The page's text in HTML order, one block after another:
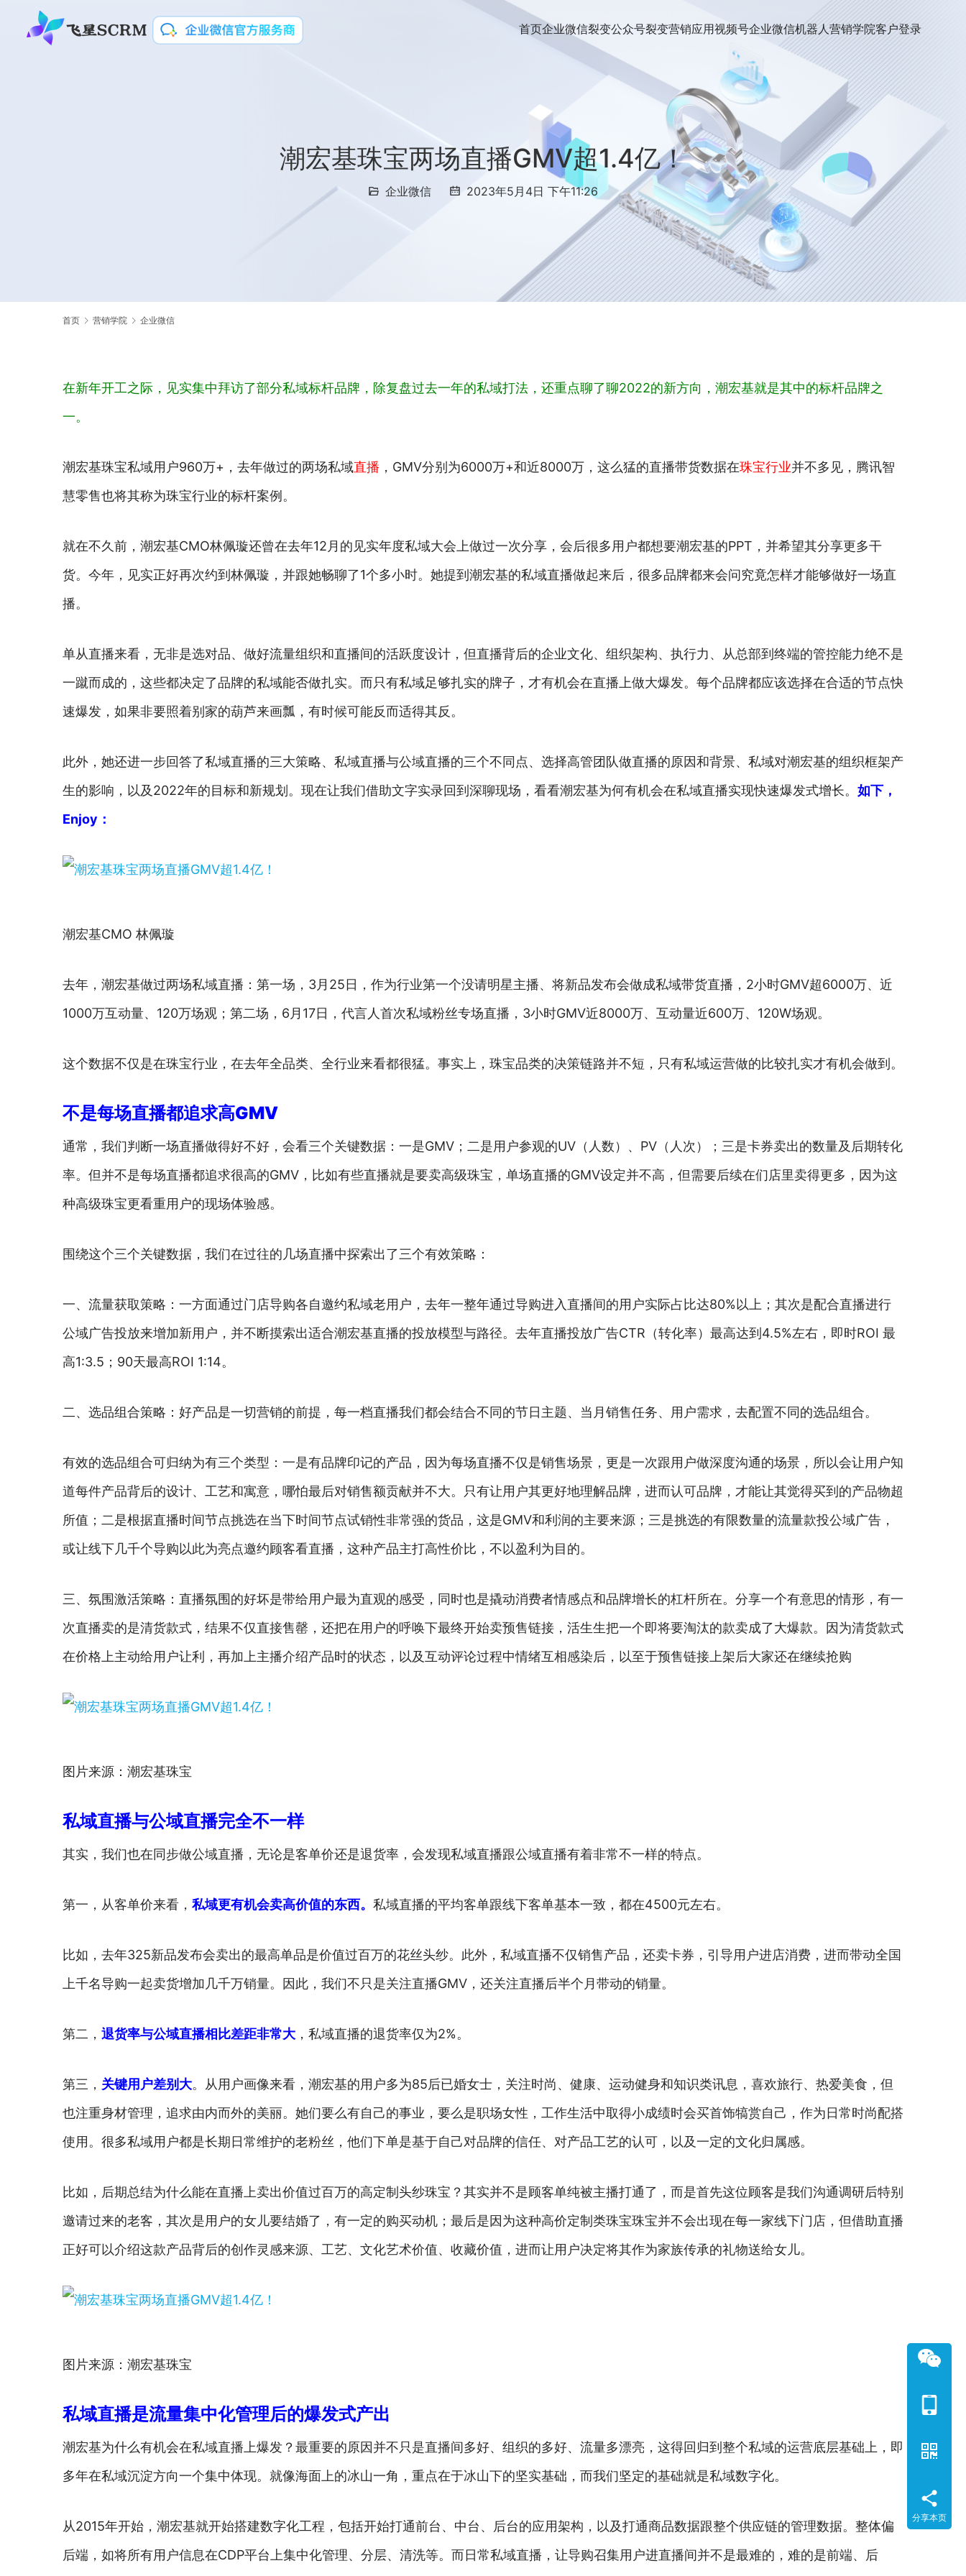
首页企业微信裂变公众号裂变营销应用视频号企业微信机器人营销学院客户登录
潮宏基珠宝两场直播GMV超1.4亿！
企业微信 2023年5月4日 下午11:26
首页 营销学院 企业微信
在新年开工之际，见实集中拜访了部分私域标杆品牌，除复盘过去一年的私域打法，还重点聊了聊2022的新方向，潮宏基就是其中的标杆品牌之
一。
潮宏基珠宝私域用户960万+，去年做过的两场私域直播 ，GMV分别为6000万+和近8000万，这么猛的直播带货数据在珠宝行业并不多见，腾讯智
慧零售也将其称为珠宝行业的标杆案例。
就在不久前，潮宏基CMO林佩璇还曾在去年12月的见实年度私域大会上做过一次分享，会后很多用户都想要潮宏基的PPT，并希望其分享更多干
货。今年，见实正好再次约到林佩璇，并跟她畅聊了1个多小时。她提到潮宏基的私域直播做起来后，很多品牌都来会问究竟怎样才能够做好一场直
播。
单从直播来看，无非是选对品、做好流量组织和直播间的活跃度设计，但直播背后的企业文化、组织架构、执行力、从总部到终端的管控能力绝不是
一蹴而成的，这些都决定了品牌的私域能否做扎实。而只有私域足够扎实的牌子，才有机会在直播上做大爆发。每个品牌都应该选择在合适的节点快
速爆发，如果非要照着别家的葫芦来画瓢，有时候可能反而适得其反。
此外，她还进一步回答了私域直播的三大策略、私域直播与公域直播的三个不同点、选择高管团队做直播的原因和背景、私域对潮宏基的组织框架产
生的影响，以及2022年的目标和新规划。现在让我们借助文字实录回到深聊现场，看看潮宏基为何有机会在私域直播实现快速爆发式增长。 如下，
Enjoy：
潮宏基CMO 林佩璇
去年，潮宏基做过两场私域直播：第一场，3月25日，作为行业第一个没请明星主播、将新品发布会做成私域带货直播，2小时GMV超6000万、近
1000万互动量、120万场观；第二场，6月17日，代言人首次私域粉丝专场直播，3小时GMV近8000万、互动量近600万、120W场观。
这个数据不仅是在珠宝行业，在去年全品类、全行业来看都很猛。事实上，珠宝品类的决策链路并不短，只有私域运营做的比较扎实才有机会做到。
不是每场直播都追求高GMV
通常，我们判断一场直播做得好不好，会看三个关键数据：一是GMV；二是用户参观的UV（人数）、PV（人次）；三是卡券卖出的数量及后期转化
率。但并不是每场直播都追求很高的GMV，比如有些直播就是要卖高级珠宝，单场直播的GMV设定并不高，但需要后续在们店里卖得更多，因为这
种高级珠宝更看重用户的现场体验感。
围绕这个三个关键数据，我们在过往的几场直播中探索出了三个有效策略：
一、流量获取策略：一方面通过门店导购各自邀约私域老用户，去年一整年通过导购进入直播间的用户实际占比达80%以上；其次是配合直播进行
公域广告投放来增加新用户，并不断摸索出适合潮宏基直播的投放模型与路径。去年直播投放广告CTR（转化率）最高达到4.5%左右，即时ROI 最
高1:3.5；90天最高ROI 1:14。
二、选品组合策略：好产品是一切营销的前提，每一档直播我们都会结合不同的节日主题、当月销售任务、用户需求，去配置不同的选品组合。
有效的选品组合可归纳为有三个类型：一是有品牌印记的产品，因为每场直播不仅是销售场景，更是一次跟用户做深度沟通的场景，所以会让用户知
道每件产品背后的设计、工艺和寓意，哪怕最后对销售额贡献并不大。只有让用户其更好地理解品牌，进而认可品牌，才能让其觉得买到的产品物超
所值；二是根据直播时间节点挑选在当下时间节点试销性非常强的货品，这是GMV和利润的主要来源；三是挑选的有限数量的流量款投公域广告，
或让线下几千个导购以此为亮点邀约顾客看直播，这种产品主打高性价比，不以盈利为目的。
三、氛围激活策略：直播氛围的好坏是带给用户最为直观的感受，同时也是撬动消费者情感点和品牌增长的杠杆所在。分享一个有意思的情形，有一
次直播卖的是清货款式，结果不仅直接售罄，还把在用户的呼唤下最终开始卖预售链接，活生生把一个即将要淘汰的款卖成了大爆款。因为清货款式
在价格上主动给用户让利，再加上主播介绍产品时的状态，以及互动评论过程中情绪互相感染后，以至于预售链接上架后大家还在继续抢购
图片来源：潮宏基珠宝
私域直播与公域直播完全不一样
其实，我们也在同步做公域直播，无论是客单价还是退货率，会发现私域直播跟公域直播有着非常不一样的特点。
第一，从客单价来看， 私域更有机会卖高价值的东西。 私域直播的平均客单跟线下客单基本一致，都在4500元左右。
比如，去年325新品发布会卖出的最高单品是价值过百万的花丝头纱。此外，私域直播不仅销售产品，还卖卡券，引导用户进店消费，进而带动全国
上千名导购一起卖货增加几千万销量。因此，我们不只是关注直播GMV，还关注直播后半个月带动的销量。
第二， 退货率与公域直播相比差距非常大 ，私域直播的退货率仅为2%。
第三， 关键用户差别大。从用户画像来看，潮宏基的用户多为85后已婚女士，关注时尚、健康、运动健身和知识类讯息，喜欢旅行、热爱美食，但
也注重身材管理，追求由内而外的美丽。她们要么有自己的事业，要么是职场女性，工作生活中取得小成绩时会买首饰犒赏自己，作为日常时尚配搭
使用。很多私域用户都是长期日常维护的老粉丝，他们下单是基于自己对品牌的信任、对产品工艺的认可，以及一定的文化归属感。
比如，后期总结为什么能在直播上卖出价值过百万的高定制头纱珠宝？其实并不是顾客单纯被主播打通了，而是首先这位顾客是我们沟通调研后特别
邀请过来的老客，其次是用户的女儿要结婚了，有一定的购买动机；最后是因为这种高价定制类珠宝珠宝并不会出现在每一家线下门店，但借助直播
正好可以介绍这款产品背后的创作灵感来源、工艺、文化艺术价值、收藏价值，进而让用户决定将其作为家族传承的礼物送给女儿。
图片来源：潮宏基珠宝
私域直播是流量集中化管理后的爆发式产出
潮宏基为什么有机会在私域直播上爆发？最重要的原因并不只是直播间多好、组织的多好、流量多漂亮，这得回归到整个私域的运营底层基础上，即
多年在私域沉淀方向一个集中体现。就像海面上的冰山一角，重点在于冰山下的坚实基础，而我们坚定的基础就是私域数字化。
从2015年开始，潮宏基就开始搭建数字化工程，包括开始打通前台、中台、后台的应用架构，以及打通商品数据跟整个供应链的管理数据。整体偏
后端，如将所有用户信息在CDP平台上集中化管理、分层、清洗等。而日常私域直播，让导购召集用户进直播间并不是最难的，难的是前端、后
分享本页